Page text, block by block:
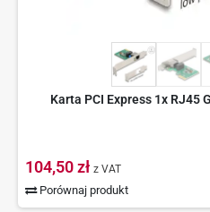
Karta PCI Express 1x RJ45
104,50 zł z VAT
Porównaj produkt